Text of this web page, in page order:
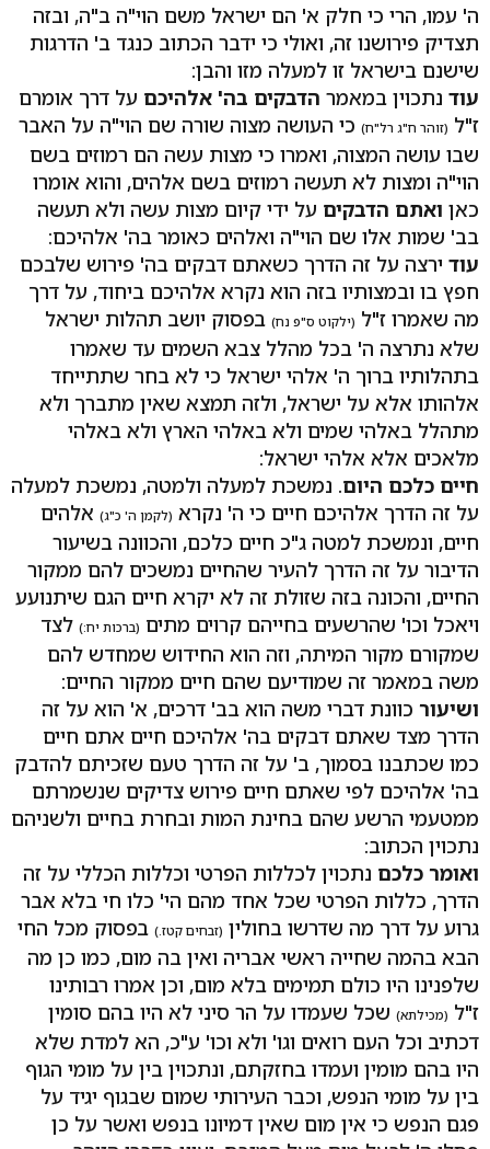
ה' עמו, הרי כי חלק א' הם ישראל משם הוי"ה ב"ה, ובזה
תצדיק פירושנו זה, ואולי כי ידבר הכתוב כנגד ב' הדרגות
שישנם בישראל זו למעלה מזו והבן:
עוד נתכוין במאמר הדבקים בה' אלהיכם על דרך אומרם
ז"ל (זוהר ח"ג רל"ח) כי העושה מצוה שורה שם הוי"ה על האבר
שבו עושה המצוה, ואמרו כי מצות עשה הם רמוזים בשם
הוי"ה ומצות לא תעשה רמוזים בשם אלהים, והוא אומרו
כאן ואתם הדבקים על ידי קיום מצות עשה ולא תעשה
בב' שמות אלו שם הוי"ה ואלהים כאומר בה' אלהיכם:
עוד ירצה על זה הדרך כשאתם דבקים בה' פירוש שלבכם
חפץ בו ובמצותיו בזה הוא נקרא אלהיכם ביחוד, על דרך
מה שאמרו ז"ל (ילקוט ס"פ נח) בפסוק יושב תהלות ישראל
שלא נתרצה ה' בכל מהלל צבא השמים עד שאמרו
בתהלותיו ברוך ה' אלהי ישראל כי לא בחר שתתייחד
אלהותו אלא על ישראל, ולזה תמצא שאין מתברך ולא
מתהלל באלהי שמים ולא באלהי הארץ ולא באלהי
מלאכים אלא אלהי ישראל:
חיים כלכם היום. נמשכת למעלה ולמטה, נמשכת למעלה
על זה הדרך אלהיכם חיים כי ה' נקרא (לקמן ה' כ"ג) אלהים
חיים, ונמשכת למטה ג"כ חיים כלכם, והכוונה בשיעור
הדיבור על זה הדרך להעיר שהחיים נמשכים להם ממקור
החיים, והכונה בזה שזולת זה לא יקרא חיים הגם שיתנועע
ויאכל וכו' שהרשעים בחייהם קרוים מתים (ברכות יח:) לצד
שמקורם מקור המיתה, וזה הוא החידוש שמחדש להם
משה במאמר זה שמודיעם שהם חיים ממקור החיים:
ושיעור כוונת דברי משה הוא בב' דרכים, א' הוא על זה
הדרך מצד שאתם דבקים בה' אלהיכם חיים אתם חיים
כמו שכתבנו בסמוך, ב' על זה הדרך טעם שזכיתם להדבק
בה' אלהיכם לפי שאתם חיים פירוש צדיקים שנשמרתם
ממטעמי הרשע שהם בחינת המות ובחרת בחיים ולשניהם
נתכוין הכתוב:
ואומר כלכם נתכוין לכללות הפרטי וכללות הכללי על זה
הדרך, כללות הפרטי שכל אחד מהם הי' כלו חי בלא אבר
גרוע על דרך מה שדרשו בחולין (זבחים קטז.) בפסוק מכל החי
הבא בהמה שחייה ראשי אבריה ואין בה מום, כמו כן מה
שלפנינו היו כולם תמימים בלא מום, וכן אמרו רבותינו
ז"ל (מכילתא) שכל שעמדו על הר סיני לא היו בהם סומין
דכתיב וכל העם רואים וגו' ולא וכו' ע"כ, הא למדת שלא
היו בהם מומין ועמדו בחזקתם, ונתכוין בין על מומי הגוף
בין על מומי הנפש, וכבר העירותי שמום שבגוף יגיד על
פגם הנפש כי אין מום שאין דמיונו בנפש ואשר על כן